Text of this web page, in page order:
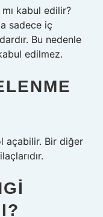
kabul edilir?
sadece iç
Bu nedenle
edilmez.
açabilir. Bir diğer